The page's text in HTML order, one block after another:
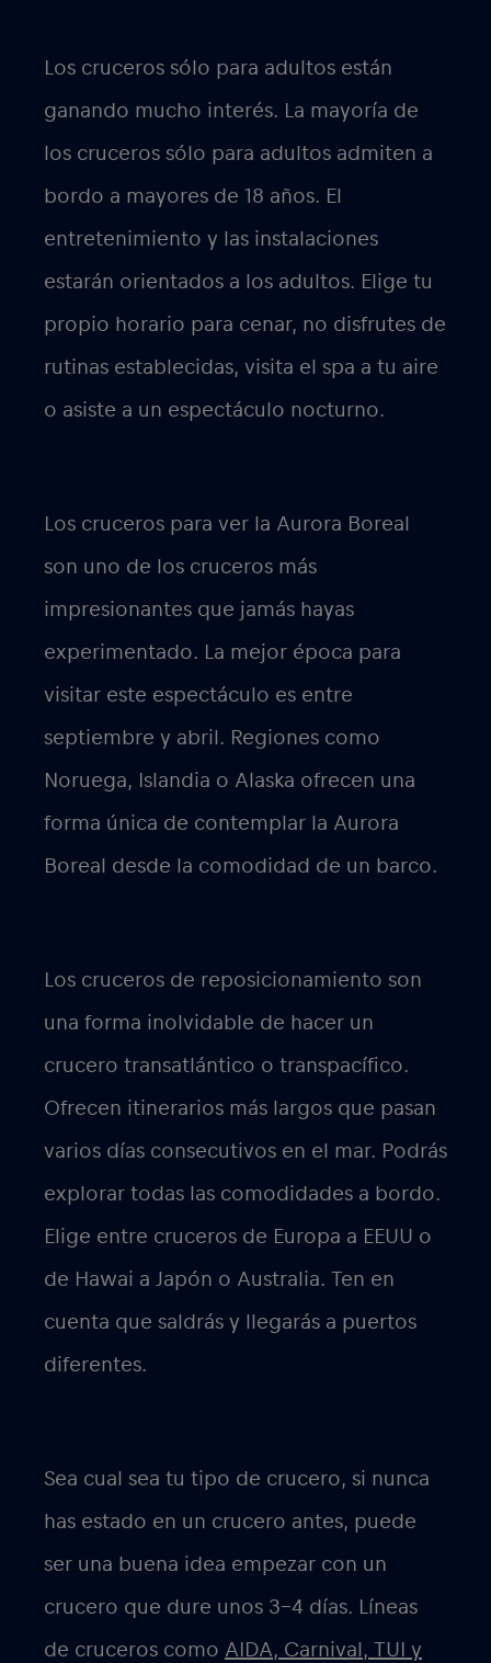
Los cruceros sólo para adultos están
ganando mucho interés. La mayoría de
los cruceros sólo para adultos admiten a
bordo a mayores de 18 años. El
entretenimiento y las instalaciones
estarán orientados a los adultos. Elige tu
propio horario para cenar, no disfrutes de
rutinas establecidas, visita el spa a tu aire
o asiste a un espectáculo nocturno.
Los cruceros para ver la Aurora Boreal
son uno de los cruceros más
impresionantes que jamás hayas
experimentado. La mejor época para
visitar este espectáculo es entre
septiembre y abril. Regiones como
Noruega, Islandia o Alaska ofrecen una
forma única de contemplar la Aurora
Boreal desde la comodidad de un barco.
Los cruceros de reposicionamiento son
una forma inolvidable de hacer un
crucero transatlántico o transpacífico.
Ofrecen itinerarios más largos que pasan
varios días consecutivos en el mar. Podrás
explorar todas las comodidades a bordo.
Elige entre cruceros de Europa a EEUU o
de Hawai a Japón o Australia. Ten en
cuenta que saldrás y llegarás a puertos
diferentes.
Sea cual sea tu tipo de crucero, si nunca
has estado en un crucero antes, puede
ser una buena idea empezar con un
crucero que dure unos 3-4 días. Líneas
de cruceros como AIDA, Carnival, TUI y